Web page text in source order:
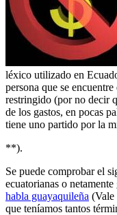
léxico utilizado en
persona que se
restringido (por no decir
de los gastos, en pocas
tiene uno partido por la
**).
Se puede comprobar el
ecuatorianas o netamente
habla guayaquileña (Vale
que teníamos tantos